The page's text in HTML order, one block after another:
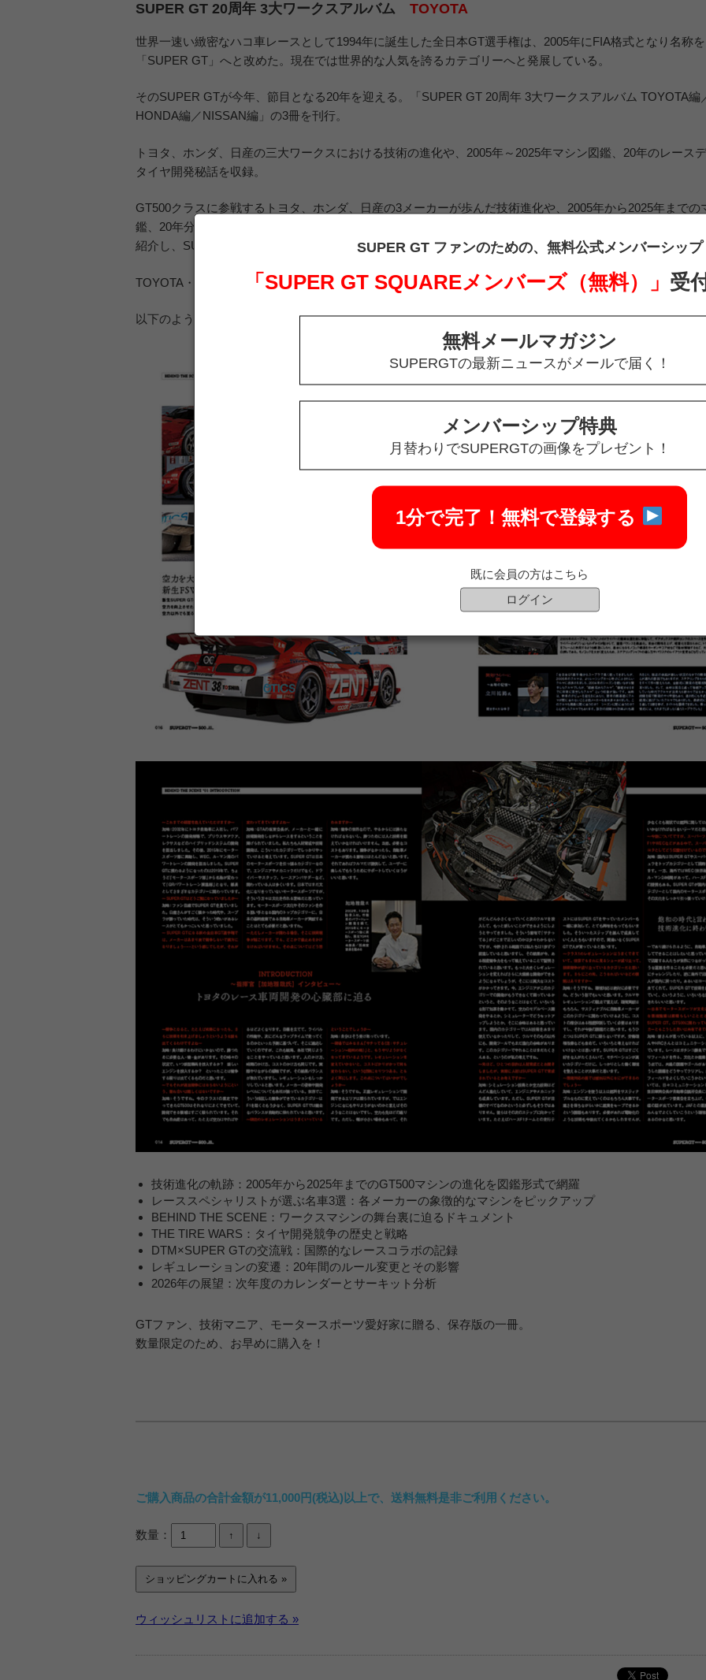
SUPER GT 20周年 3大ワークスアルバム TOYOTA
世界一速い緻密なハコ車レースとして1994年に誕生した全日本GT選手権は、2005年にFIA格式となり名称を
「SUPER GT」へと改めた。現在では世界的な人気を誇るカテゴリーへと発展している。
そのSUPER GTが今年、節目となる20年を迎える。「SUPER GT 20周年 3大ワークスアルバム TOYOTA編
HONDA編／NISSAN編」の3冊を刊行。
トヨタ、ホンダ、日産の三大ワークスにおける技術の進化や、2005年～2025年マシン図鑑、20年のレース
タイヤ開発秘話を収録。
GT500クラスに参戦するトヨタ、ホンダ、日産の3メーカーが歩んだ技術進化や、2005年から2025年までの
鑑、20年分のレースデータをメーカー別に収録。さらにGTカーの足元を支える3大国産タイヤメーカーの開
紹介し、SUPER GTファンに向けた必携の一冊として仕上げている。
TOYOTA・HONDA・NISSANの3メーカーそれぞれに焦点を当てたムック本で、
以下のような豪華コンテンツが収録されています。
技術進化の軌跡：2005年から2025年までのGT500マシンの進化を図鑑形式で網羅
レーススペシャリストが選ぶ名車3選：各メーカーの象徴的なマシンをピックアップ
BEHIND THE SCENE：ワークスマシンの舞台裏に迫るドキュメント
THE TIRE WARS：タイヤ開発競争の歴史と戦略
DTM×SUPER GTの交流戦：国際的なレースコラボの記録
レギュレーションの変遷：20年間のルール変更とその影響
2026年の展望：次年度のカレンダーとサーキット分析
GTファン、技術マニア、モータースポーツ愛好家に贈る、保存版の一冊。
数量限定のため、お早めに購入を！
ご購入商品の合計金額が11,000円(税込)以上で、送料無料是非ご利用ください。
数量：
ウィッシュリストに追加する »
SUPER GT ファンのための、 無料公式メンバーシップ
「SUPER GT SQUAREメンバーズ（無料）」 受
無料メールマガジン
SUPERGTの最新ニュースがメールで届く！
メンバーシップ特典
月替わりでSUPERGTの画像をプレゼント！
1分で完了！無料で登録する
既に会員の方はこちら
ログイン